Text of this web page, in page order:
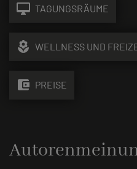
desktop_mac TAGUNGSRÄUME
local_florist WELLNESS UND
account_balance_wallet PREISE